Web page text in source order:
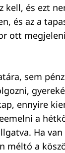
kell, és ezt
és az a
ott
sem
ennyire
a
Ha
méltó a